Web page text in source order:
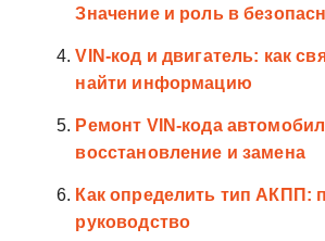
Значение и роль в
VIN-код и двигатель: как
найти информацию
Ремонт VIN-кода
восстановление и замена
Как определить тип АКПП:
руководство